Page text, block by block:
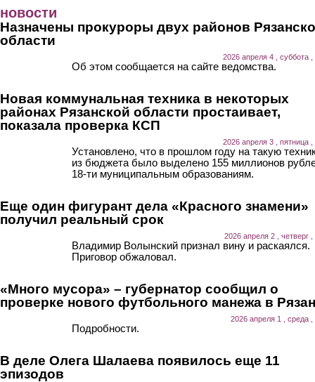
новости
Назначены прокуроры двух районов
области
2026 апреля 4 , суббота ,
Об этом сообщается на сайте ведомства.
Новая коммунальная техника в некоторых
районах Рязанской области простаивает,
показала проверка КСП
2026 апреля 3 , пятница ,
Установлено, что в прошлом году на такую
из бюджета было выделено 155 миллионов
18-ти муниципальным образованиям.
Еще один фигурант дела «Красного знамени»
получил реальный срок
2026 апреля 2 , четверг ,
Владимир Волынский признал вину и раскаялся.
Приговор обжаловал.
«Много мусора» – губернатор сообщил о
проверке нового футбольного манежа в
2026 апреля 1 , среда ,
Подробности.
В деле Олега Шалаева появилось еще 11
эпизодов